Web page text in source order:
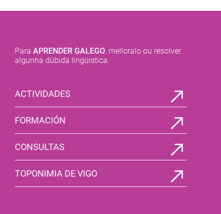
Para APRENDER GALEGO, melloralo ou resolver
algunha dúbida lingüística.
ACTIVIDADES
FORMACIÓN
CONSULTAS
TOPONIMIA DE VIGO